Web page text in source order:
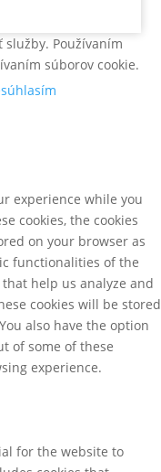
služby. Používaním
súborov cookie.
experience while you
cookies, the cookies
on your browser as
functionalities of the
help us analyze and
cookies will be stored
also have the option
of some of these
experience.
for the website to